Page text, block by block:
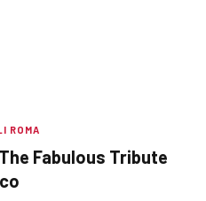
ROMA
The Fabulous Tribute